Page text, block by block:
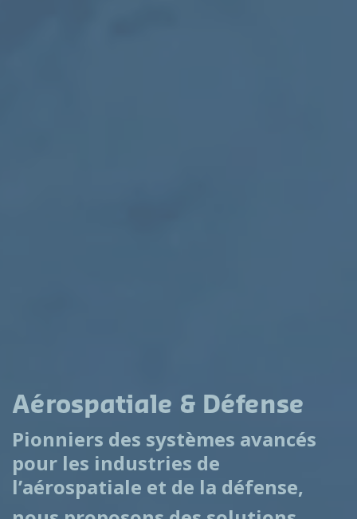
Aérospatiale & Défense
Pionniers des systèmes avancés
pour les industries de
l’aérospatiale et de la défense,